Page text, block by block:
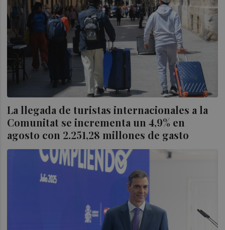
La llegada de turistas internacionales a la
Comunitat se incrementa un 4,9% en
agosto con 2.251,28 millones de gasto